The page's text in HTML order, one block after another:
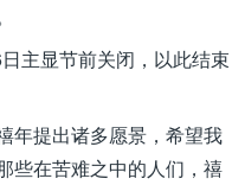
主显节前关闭，以此结束
年提出诸多愿景，希望我
些在苦难之中的人们，禧